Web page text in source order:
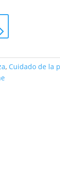
, Cuidado de la